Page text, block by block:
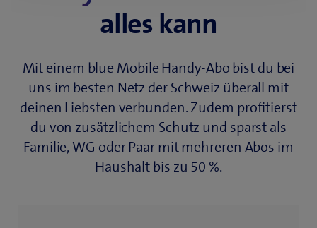
alles kann
Mit einem blue Mobile Handy-Abo bist du bei
uns im besten Netz der Schweiz überall mit
deinen Liebsten verbunden. Zudem profitierst
du von zusätzlichem Schutz und sparst als
Familie, WG oder Paar mit mehreren Abos im
Haushalt bis zu 50 %.